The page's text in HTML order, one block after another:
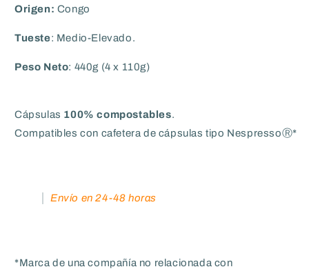
Origen: Congo
Tueste: Medio-Elevado.
Peso Neto: 440g (4 x 110g)
Cápsulas 100% compostables.
Compatibles con cafetera de cápsulas tipo NespressoⓇ*
Envío en 24-48 horas
*Marca de una compañía no relacionada con